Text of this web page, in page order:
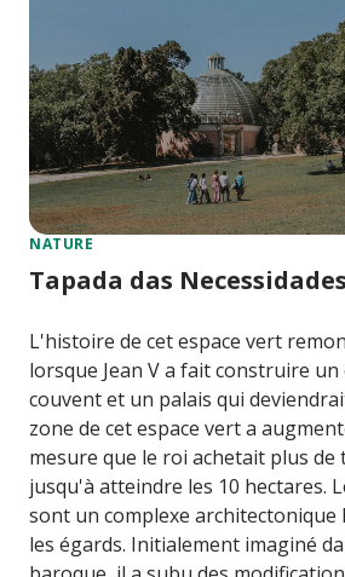
NATURE
Tapada das Necessidades
L'histoire de cet espace vert
lorsque Jean V a fait construire
couvent et un palais qui
zone de cet espace vert a
mesure que le roi achetait plus
jusqu'à atteindre les 10 hectares.
sont un complexe
les égards. Initialement imaginé